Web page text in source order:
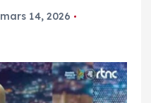
mars 14, 2026